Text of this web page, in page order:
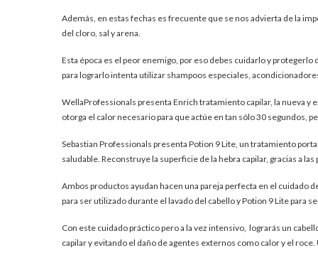
Además, en estas fechas es frecuente que se nos advierta de la
del cloro, sal y arena.
Esta época es el peor enemigo, por eso debes cuidarlo y
para lograrlo intenta utilizar shampoos especiales,
WellaProfessionals presenta Enrich tratamiento capilar, la nueva y
otorga el calor necesario para que actúe en tan sólo 30 segundos,
Sebastian Professionals presenta Potion 9 Lite, un tratamiento
saludable. Reconstruye la superficie de la hebra capilar, gracias a
Ambos productos ayudan hacen una pareja perfecta en el cuidado
para ser utilizado durante el lavado del cabello y Potion 9 Lite para
Con este cuidado práctico pero a la vez intensivo, lograrás un
capilar y evitando el daño de agentes externos como calor y el